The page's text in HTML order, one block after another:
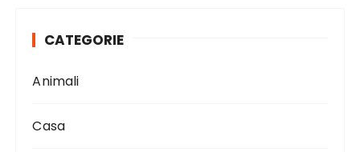
CATEGORIE
Animali
Casa